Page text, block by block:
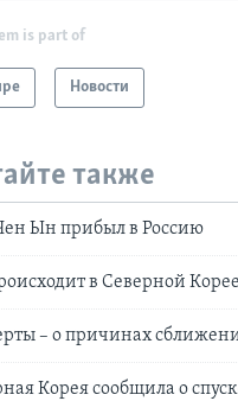
is part of
Новости
также
Ын прибыл в Россию
в Северной
– о причинах
Корея сообщила о